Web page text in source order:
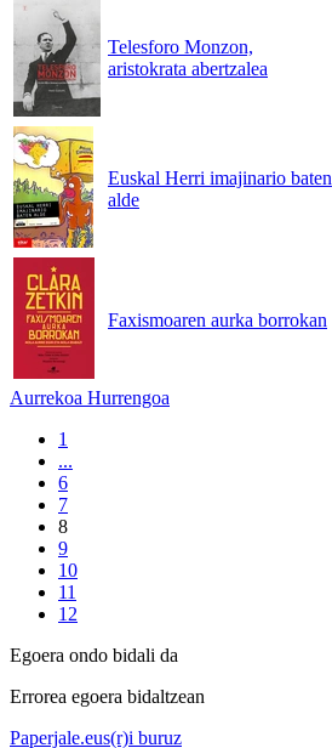
Telesforo Monzon,
aristokrata abertzalea
Euskal Herri imajinario baten
alde
Faxismoaren aurka borrokan
Aurrekoa Hurrengoa
1
...
6
7
8
9
10
11
12
Egoera ondo bidali da
Errorea egoera bidaltzean
Paperjale.eus(r)i buruz